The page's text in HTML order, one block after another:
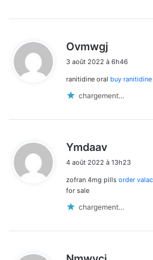
Ovmwgj
t
3 août 2022 à 6h46
ranitidine oral buy
chargement…
Ymdaav
t
4 août 2022 à 13h23
zofran 4mg pills order
for sale
chargement…